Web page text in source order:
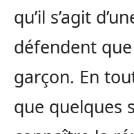
qu’il s’agit
défendent
garçon. En
que quelques